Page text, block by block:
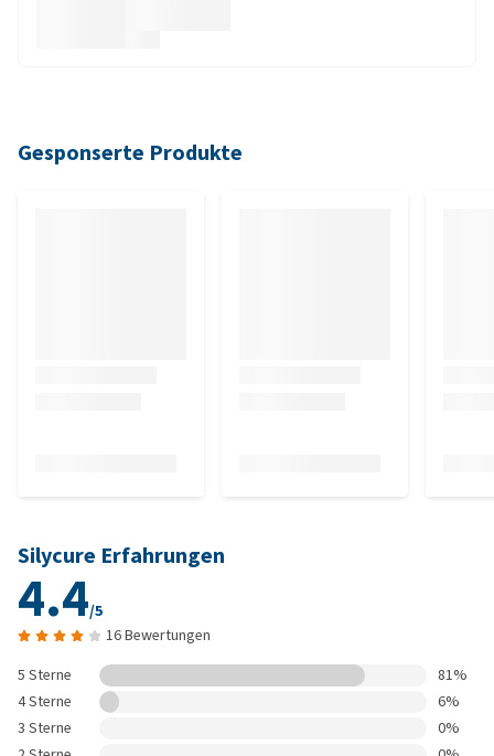
Gesponserte Produkte
Silycure Erfahrungen
4.4/5
16 Bewertungen
5 Sterne
81%
4 Sterne
6%
3 Sterne
0%